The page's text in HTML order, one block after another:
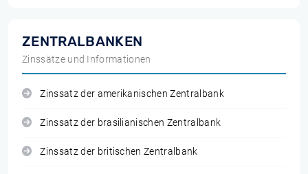
ZENTRALBANKEN
Zinssätze und Informationen
Zinssatz der amerikanischen Zentralbank
Zinssatz der brasilianischen Zentralbank
Zinssatz der britischen Zentralbank